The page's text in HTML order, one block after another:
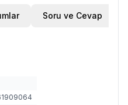
Soru ve Cevap